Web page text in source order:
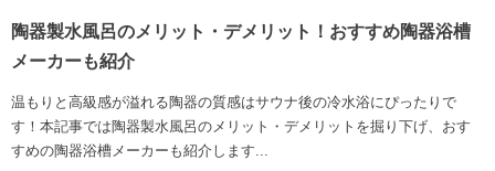
陶器製水風呂のメリット・デメリット！おすすめ陶器浴槽
メーカーも紹介
温もりと高級感が溢れる陶器の質感はサウナ後の冷水浴にぴったりで
す！本記事では陶器製水風呂のメリット・デメリットを掘り下げ、おす
すめの陶器浴槽メーカーも紹介します...